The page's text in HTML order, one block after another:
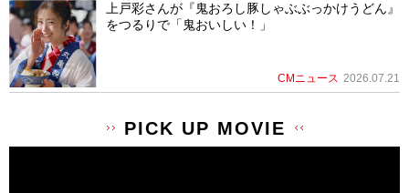
上戸彩さんが『鬼おろし豚しゃぶぶっかけうどん』
をつるりで「鬼おいしい！」
CMニュース 2026.07.21
PICK UP MOVIE